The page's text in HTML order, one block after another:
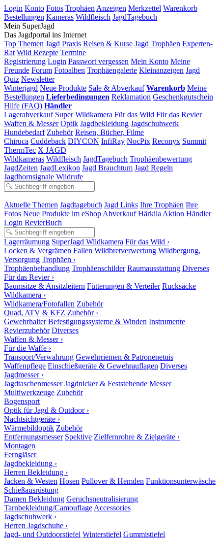
Login Konto Fotos Trophäen Anzeigen Merkzettel Warenkorb
Bestellungen Kameras Wildfleisch JagdTagebuch
Mein SuperJagd
Das Jagdportal ins Internet
Top Themen Jagd Praxis Reisen & Kurse Jagd Trophäen Experten-
Rat Wild Rezepte Termine
Registrierung Login Passwort vergessen Mein Konto Meine
Freunde Forum Fotoalben Trophäengalerie Kleinanzeigen Jagd
Quiz Newsletter
Winterjagd Neue Produkte Sale & Abverkauf Warenkorb Meine
Bestellungen Lieferbedingungen Reklamation Geschenkgutschein
Hilfe (FAQ) Händler
Lagerabverkauf Super Wildkamera Für das Wild Für das Revier
Waffen & Messer Optik Jagdbekleidung Jagdschuhwerk
Hundebedarf Zubehör Reisen, Bücher, Filme
Chiruca Cuddeback DIYCON InfiRay NocPix Reconyx Summit
ThermTec X JAGD
Wildkameras Wildfleisch JagdTagebuch Trophäenbewertung
JagdZeiten JagdLexikon Jagd Brauchtum Jagd Regeln
Jagdhornsignale Wildrufe
Aktuelle Themen Jagdtagebuch Jagd Links Ihre Trophäen Ihre
Fotos Neue Produkte im eShop Abverkauf Härkila Aktion Händler
Login RevierBuch
Lagerräumung SuperJagd Wildkamera Für das Wild ›
Locken & Vergrämen Fallen Wildbretverwertung Wildbergung,
Versorgung Trophäen ›
Trophäenbehandlung Trophäenschilder Raumausstattung Diverses
Für das Revier ›
Baumsitze & Ansitzleitern Fütterungen & Verteiler Rucksäcke
Wildkamera ›
Wildkamera/Fotofallen Zubehör
Quad, ATV & KFZ Zubehör ›
Gewehrhalter Befestigungssysteme & Winden Instrumente
Revierzubehör Diverses
Waffen & Messer ›
Für die Waffe ›
Transport/Verwahrung Gewehrriemen & Patronenetuis
Waffenpflege Einschießgeräte & Gewehrauflagen Diverses
Jagdmesser ›
Jagdtaschenmesser Jagdnicker & Feststehende Messer
Multiwerkzeuge Zubehör
Bogensport
Optik für Jagd & Outdoor ›
Nachtsichtgeräte ›
Wärmebildoptik Zubehör
Entfernungsmesser Spektive Zielfernrohre & Zielgeräte ›
Montagen
Ferngläser
Jagdbekleidung ›
Herren Bekleidung ›
Jacken & Westen Hosen Pullover & Hemden Funktionsunterwäsche
Schießausrüstung
Damen Bekleidung Geruchsneutralisierung
Tarnbekleidung/Camouflage Accessories
Jagdschuhwerk ›
Herren Jagdschuhe ›
Jagd- und Outdoorstiefel Winterstiefel Gummistiefel